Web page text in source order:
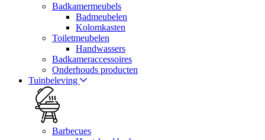
Badkamermeubels
Badmeubelen
Kolomkasten
Toiletmeubelen
Handwassers
Badkameraccessoires
Onderhouds producten
Tuinbeleving
Barbecues